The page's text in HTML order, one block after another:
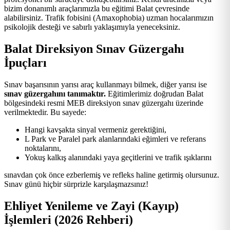
bizim donanımlı araçlarımızla bu eğitimi Balat çevresinde
alabilirsiniz. Trafik fobisini (Amaxophobia) uzman hocalarımızın
psikolojik desteği ve sabırlı yaklaşımıyla yeneceksiniz.
Balat Direksiyon Sınav Güzergahı
İpuçları
Sınav başarısının yarısı araç kullanmayı bilmek, diğer yarısı ise
sınav güzergahını tanımaktır. Eğitimlerimiz doğrudan Balat
bölgesindeki resmi MEB direksiyon sınav güzergahı üzerinde
verilmektedir. Bu sayede:
Hangi kavşakta sinyal vermeniz gerektiğini,
L Park ve Paralel park alanlarındaki eğimleri ve referans
noktalarını,
Yokuş kalkış alanındaki yaya geçitlerini ve trafik ışıklarını
sınavdan çok önce ezberlemiş ve refleks haline getirmiş olursunuz.
Sınav günü hiçbir sürprizle karşılaşmazsınız!
Ehliyet Yenileme ve Zayi (Kayıp)
İşlemleri (2026 Rehberi)